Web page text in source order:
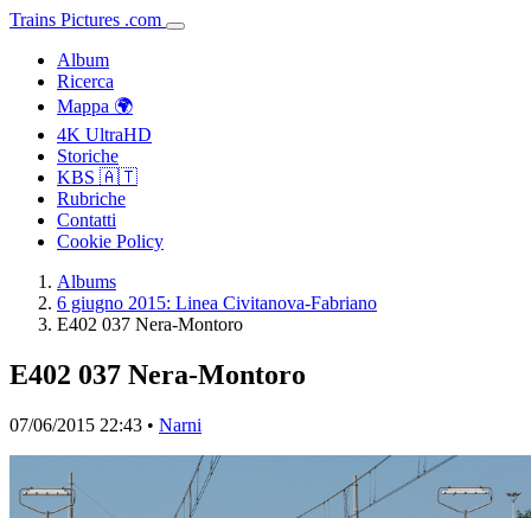
Trains Pictures .com
Album
Ricerca
Mappa 🌍
4K UltraHD
Storiche
KBS 🇦🇹
Rubriche
Contatti
Cookie Policy
Albums
6 giugno 2015: Linea Civitanova-Fabriano
E402 037 Nera-Montoro
E402 037 Nera-Montoro
07/06/2015 22:43 • Narni